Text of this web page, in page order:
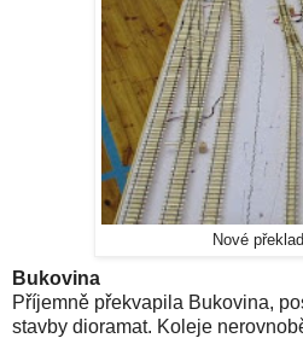
Nové
Bukovina
Příjemně překvapila Bukovina,
stavby dioramat. Koleje